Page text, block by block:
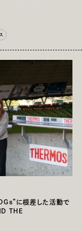
に根差した活動で
THE